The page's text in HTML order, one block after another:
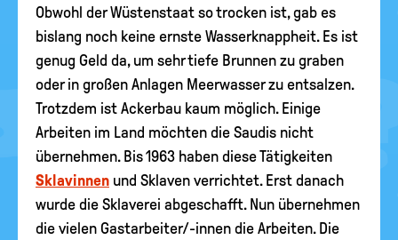
Obwohl der Wüstenstaat so trocken ist, gab es
bislang noch keine ernste Wasserknappheit. Es ist
genug Geld da, um sehr tiefe Brunnen zu graben
oder in großen Anlagen Meerwasser zu entsalzen.
Trotzdem ist Ackerbau kaum möglich. Einige
Arbeiten im Land möchten die Saudis nicht
übernehmen. Bis 1963 haben diese Tätigkeiten
Sklavinnen und Sklaven verrichtet. Erst danach
wurde die Sklaverei abgeschafft. Nun übernehmen
die vielen Gastarbeiter/-innen die Arbeiten. Die